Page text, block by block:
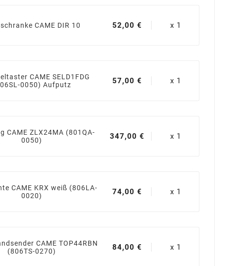
CAME DIR 10 52,00 € x 1
CAME SELD1FDG
0050) Aufputz
57,00 € x 1
CAME ZLX24MA (801QA-
0050)
347,00 € x 1
CAME KRX weiß (806LA-
0020)
74,00 € x 1
CAME TOP44RBN
(806TS-0270)
84,00 € x 1